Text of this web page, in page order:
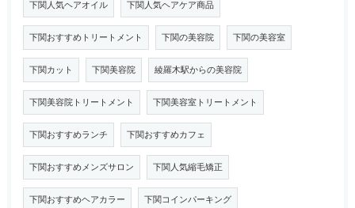
下関人気ヘアオイル 下関人気ヘアケア商品
下関おすすめトリートメント 下関の美容院 下関の美容室
下関カット 下関美容院 綾羅木駅からの美容院
下関美容院トリートメント 下関美容室トリートメント
下関おすすめランチ 下関おすすめカフェ
下関おすすめメンズサロン 下関人気縮毛矯正
下関おすすめヘアカラー 下関コインパーキング